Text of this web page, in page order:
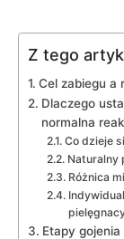
Z tego
Cel zabiegu a
Dlaczego
normalna
Co dzieje
Naturalny
Różnica
Etapy gojenia